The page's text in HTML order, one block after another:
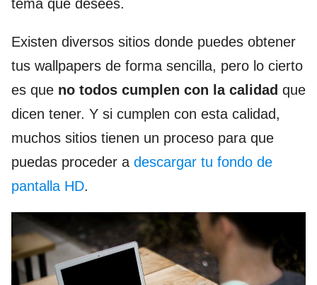
tema que desees.
Existen diversos sitios donde puedes obtener
tus wallpapers de forma sencilla, pero lo cierto
es que no todos cumplen con la calidad que
dicen tener. Y si cumplen con esta calidad,
muchos sitios tienen un proceso para que
puedas proceder a descargar tu fondo de
pantalla HD.